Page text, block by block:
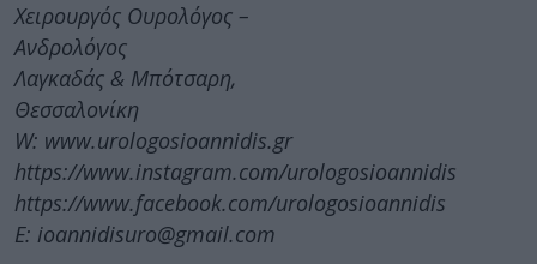
Χειρουργός Ουρολόγος –
Ανδρολόγος
Λαγκαδάς & Μπότσαρη,
Θεσσαλονίκη
W: www.urologosioannidis.gr
https://www.instagram.com/urologosioannidis
https://www.facebook.com/urologosioannidis
E: ioannidisuro@gmail.com